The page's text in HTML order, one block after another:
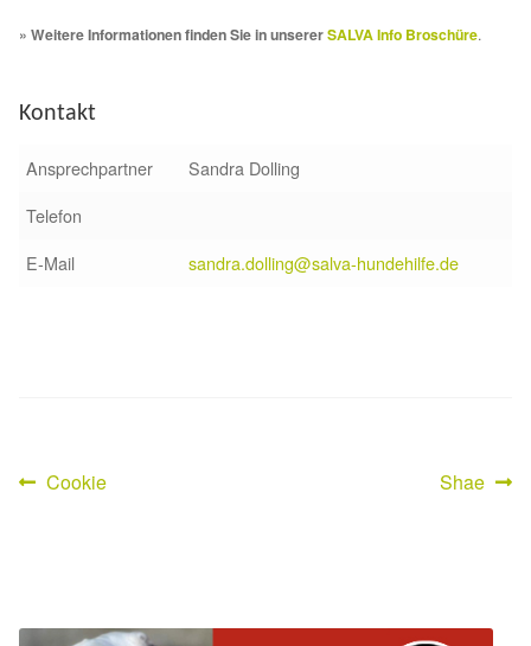
Notnasen mit Handicap
Mittelmeerkrankheiten
Leishmaniose
» Weitere Informationen finden Sie in unsererSALVA Info Broschüre.
Kontakt
Ansprechpartner
Sandra Dolling
Telefon
E-Mail
sandra.dolling@salva-hundehilfe.de
Beitragsnavigation
Vorheriger
Cookie
Nächster
Shae